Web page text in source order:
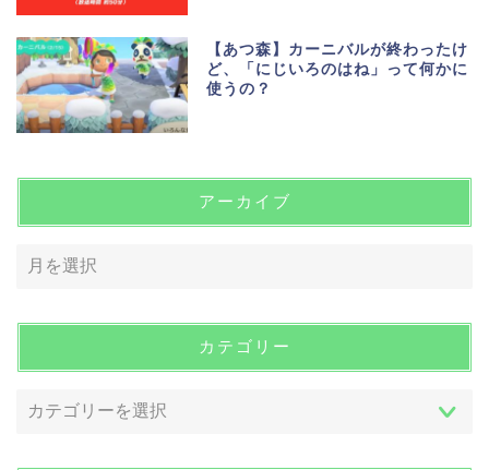
【あつ森】カーニバルが終わったけ
ど、「にじいろのはね」って何かに
使うの？
アーカイブ
カテゴリー